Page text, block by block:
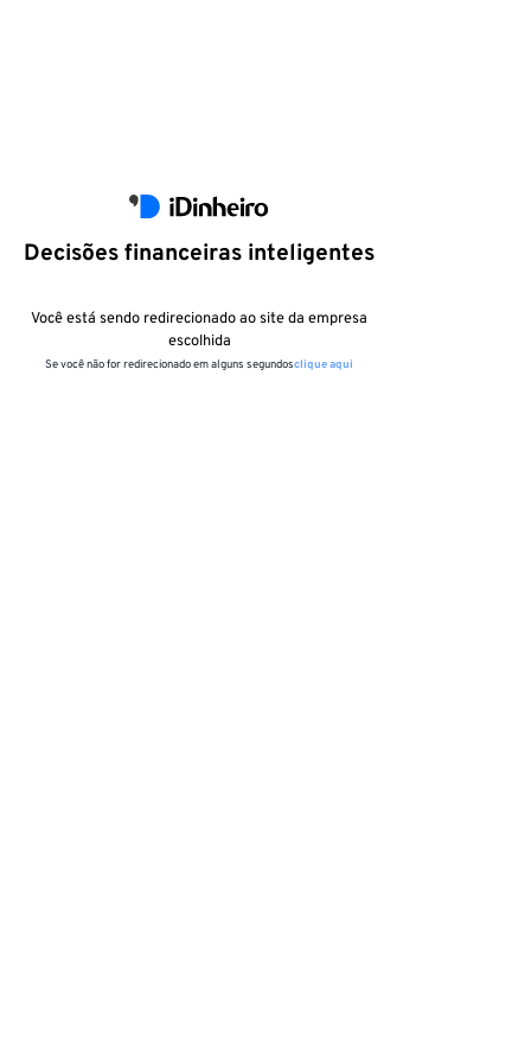
Decisões financeiras inteligentes
Você está sendo redirecionado ao site da empresa
escolhida
Se você não for redirecionado em alguns segundosclique aqui